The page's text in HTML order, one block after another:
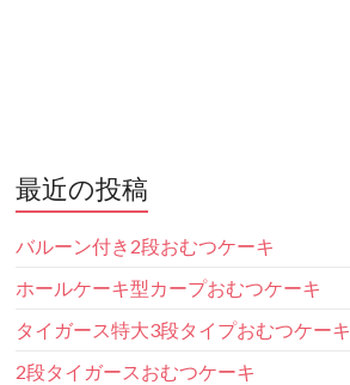
最近の投稿
バルーン付き2段おむつケーキ
ホールケーキ型カープおむつケーキ
タイガース特大3段タイプおむつケーキ
2段タイガースおむつケーキ